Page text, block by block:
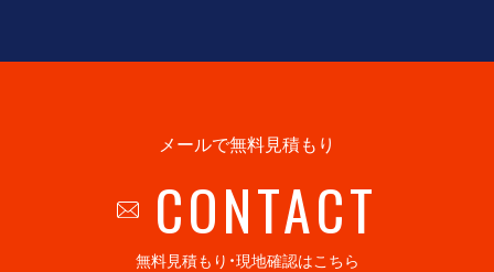
メールで無料見積もり
CONTACT
無料見積もり・現地確認はこちら